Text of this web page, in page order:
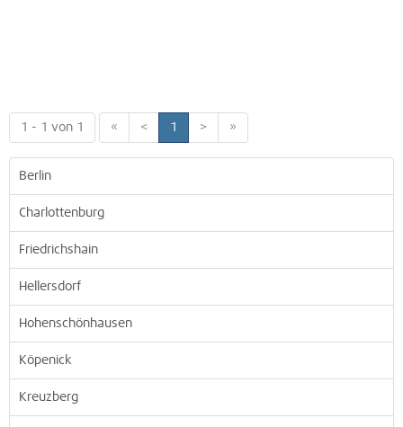
1 - 1 von 1 « < 1 > »
Berlin
Charlottenburg
Friedrichshain
Hellersdorf
Hohenschönhausen
Köpenick
Kreuzberg